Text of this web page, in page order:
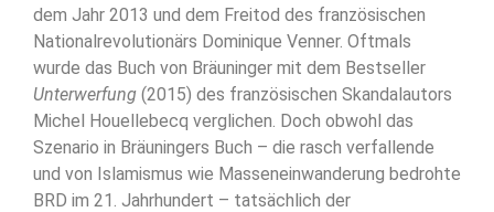
dem Jahr 2013 und dem Freitod des französischen
Nationalrevolutionärs Dominique Venner. Oftmals
wurde das Buch von Bräuninger mit dem Bestseller
Unterwerfung (2015) des französischen Skandalautors
Michel Houellebecq verglichen. Doch obwohl das
Szenario in Bräuningers Buch – die rasch verfallende
und von Islamismus wie Masseneinwanderung bedrohte
BRD im 21. Jahrhundert – tatsächlich der